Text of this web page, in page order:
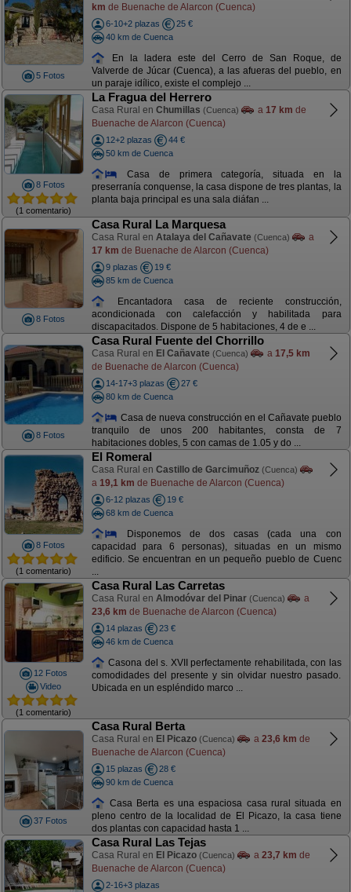
5 Fotos
km de Buenache de Alarcon (Cuenca)
6-10+2 plazas
25 €
40 km de Cuenca
En la ladera este del Cerro de San Roque, de
Valverde de Júcar (Cuenca), a las afueras del pueblo, en
un paraje idílico, existe el complejo ...
8 Fotos
(1 comentario)
La Fragua del Herrero
Casa Rural en Chumillas (Cuenca) a 17 km de
Buenache de Alarcon (Cuenca)
12+2 plazas
44 €
50 km de Cuenca
Casa de primera categoría, situada en la
preserranía conquense, la casa dispone de tres plantas, la
planta baja principal es una sala diáfan ...
8 Fotos
Casa Rural La Marquesa
Casa Rural en Atalaya del Cañavate (Cuenca)
a
17 km de Buenache de Alarcon (Cuenca)
9 plazas
19 €
85 km de Cuenca
Encantadora casa de reciente construcción,
acondicionada con calefacción y habilitada para
discapacitados. Dispone de 5 habitaciones, 4 de e ...
8 Fotos
Casa Rural Fuente del Chorrillo
Casa Rural en El Cañavate (Cuenca) a 17,5 km
de Buenache de Alarcon (Cuenca)
14-17+3 plazas
27 €
80 km de Cuenca
Casa de nueva construcción en el Cañavate pueblo
tranquilo de unos 200 habitantes, consta de 7
habitaciones dobles, 5 con camas de 1.05 y do ...
8 Fotos
(1 comentario)
El Romeral
Casa Rural en Castillo de Garcimuñoz (Cuenca)
a 19,1 km de Buenache de Alarcon (Cuenca)
6-12 plazas
19 €
68 km de Cuenca
Disponemos de dos casas (cada una con
capacidad para 6 personas), situadas en un mismo
edificio. Se encuentran en un pequeño pueblo de Cuenc
...
12 Fotos
Video
(1 comentario)
Casa Rural Las Carretas
Casa Rural en Almodóvar del Pinar (Cuenca)
a
23,6 km de Buenache de Alarcon (Cuenca)
14 plazas
23 €
46 km de Cuenca
Casona del s. XVII perfectamente rehabilitada, con las
comodidades del presente y sin olvidar nuestro pasado.
Ubicada en un espléndido marco ...
37 Fotos
Casa Rural Berta
Casa Rural en El Picazo (Cuenca) a 23,6 km de
Buenache de Alarcon (Cuenca)
15 plazas
28 €
90 km de Cuenca
Casa Berta es una espaciosa casa rural situada en
pleno centro de la localidad de El Picazo, la casa tiene
dos plantas con capacidad hasta 1 ...
Casa Rural Las Tejas
Casa Rural en El Picazo (Cuenca) a 23,7 km de
Buenache de Alarcon (Cuenca)
2-16+3 plazas